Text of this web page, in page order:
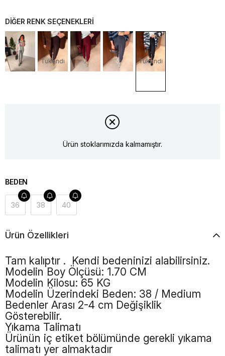
DİĞER RENK SEÇENEKLERİ
Tükendi Tükendi
Ürün stoklarımızda kalmamıştır.
BEDEN
36 38 40
Ürün Özellikleri
Tam kalıptır . Kendi bedeninizi alabilirsiniz.
Modelin Boy Ölçüsü: 1.70 CM
Modelin Kilosu: 65 KG
Modelin Üzerindeki Beden: 38 / Medium
Bedenler Arası 2-4 cm Değişiklik
Gösterebilir.
Yıkama Talimatı
Ürünün iç etiket bölümünde gerekli yıkama
talimatı yer almaktadır